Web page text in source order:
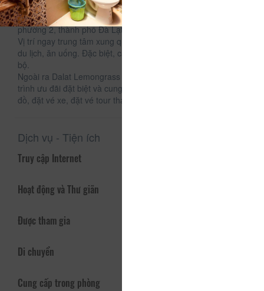
CSLT Dalat Lemongrass tọa lạc tại 83/2 Phan ĐìnhPhùng,
phường 2, thành phố Đà Lạt
Vị trí ngay trung tâm xung quanh là các địa điểm tham quan
du lịch, ăn uống. Đặc biệt, cách chợ đêm Đà Lạt chỉ 5 phút đi
bộ.
Ngoài ra Dalat Lemongrass Homestay luôn có các chương
trình ưu đãi đặt biệt và cung cấp các dịch vụ: thuê xe, giặt
đồ, đặt vé xe, đặt vé tour tham quan...
Dịch vụ - Tiện ích
Truy cập Internet
Hoạt động và Thư giãn
Được tham gia
Di chuyển
Cung cấp trong phòng